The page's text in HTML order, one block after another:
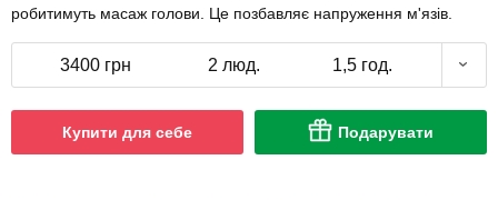
робитимуть масаж голови. Це позбавляє напруження м'язів.
3400 грн 2 люд. 1,5 год.
Купити для себе Подарувати